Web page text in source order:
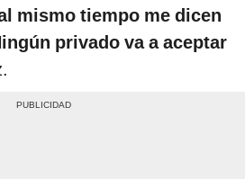
mismo tiempo me dicen
privado va a aceptar